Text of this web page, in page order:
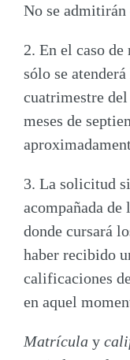
No se admitirán
2. En el caso
sólo se
cuatrimestre
meses de
3. La solicitud
acompañada de
donde cursará
haber recibido
calificaciones
en aquel
Matrícula y